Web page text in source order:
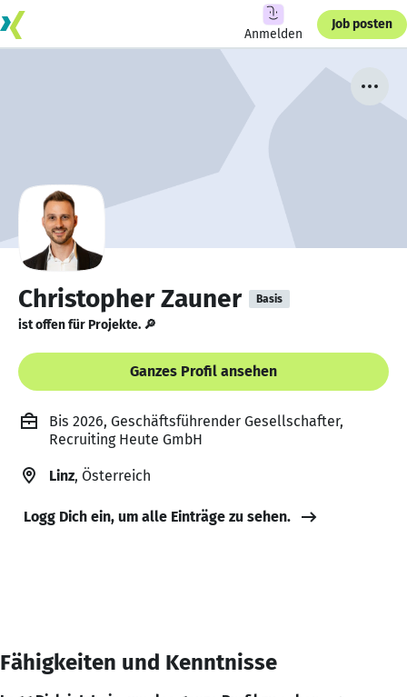
Anmelden
Job posten
Christopher Zauner Basis
ist offen für Projekte. 🔎
Ganzes Profil ansehen
Bis 2026, Geschäftsführender Gesellschafter,
Recruiting Heute GmbH
Linz, Österreich
Logg Dich ein, um alle Einträge zu sehen.
Fähigkeiten und Kenntnisse